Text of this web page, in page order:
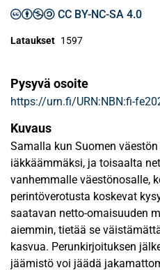
CC BY-NC-SA 4.0
Lataukset 1597
Pysyvä osoite
https://urn.fi/URN:NBN:fi-
Kuvaus
Samalla kun Suomen
iäkkäämmäksi, ja toisaalta
vanhemmalle väestönosalle,
perintöverotusta koskevat
saatavan netto-omaisuuden
aiemmin, tietää se
kasvua. Perunkirjoituksen
jäämistö voi jäädä